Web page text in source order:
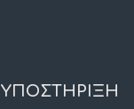
ΥΠΟΣΤΗΡΙΞΗ